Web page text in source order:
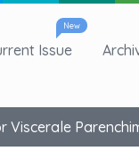
New
Issue